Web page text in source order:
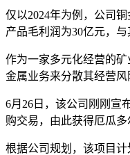
仅以2024年为例，公司
产品毛利润为30亿元，
作为一家多元化经营的
金属业务来分散其经营风
6月26日，该公司刚刚宣
购交易，由此获得厄瓜多
根据公司规划，该项目计